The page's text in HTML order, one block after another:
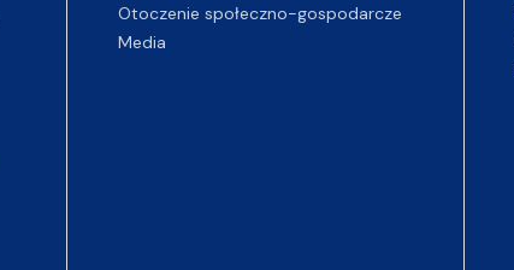
Otoczenie społeczno-gospodarcze
Media